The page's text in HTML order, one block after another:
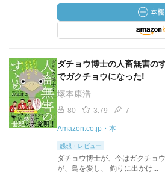
ダチョウ博士の人畜無害の
でガクチョウになった!
塚本康浩
80 3.79 7
Amazon.co.jp・本
感想・レビュー
ダチョウ博士が、今はガクチョ
が、鳥を愛し、 釣りに出かけ...